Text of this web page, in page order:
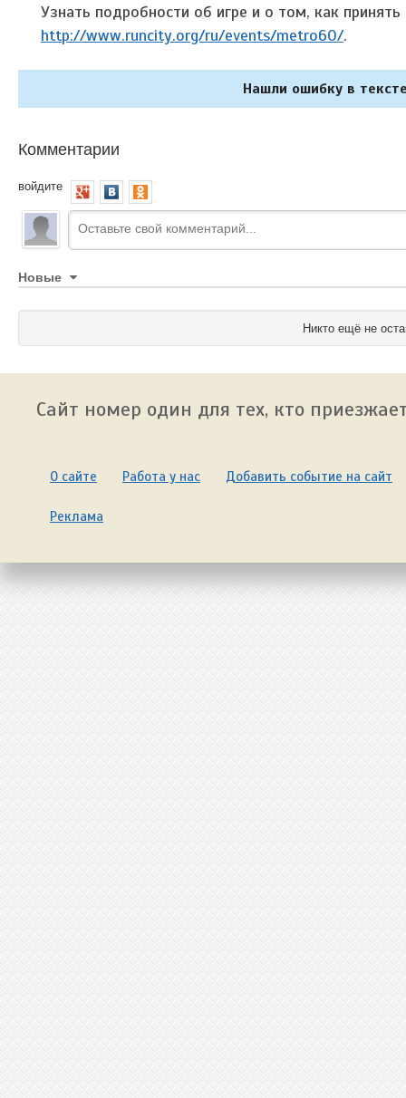
Узнать подробности об игре и о том, как
http://www.runcity.org/ru/events/metro60/.
Нашли ошибку в
Комментарии
войдите
Новые
Никто ещё не
Сайт номер один для тех, кто
О сайте Работа у нас Добавить событие на сайт
Реклама